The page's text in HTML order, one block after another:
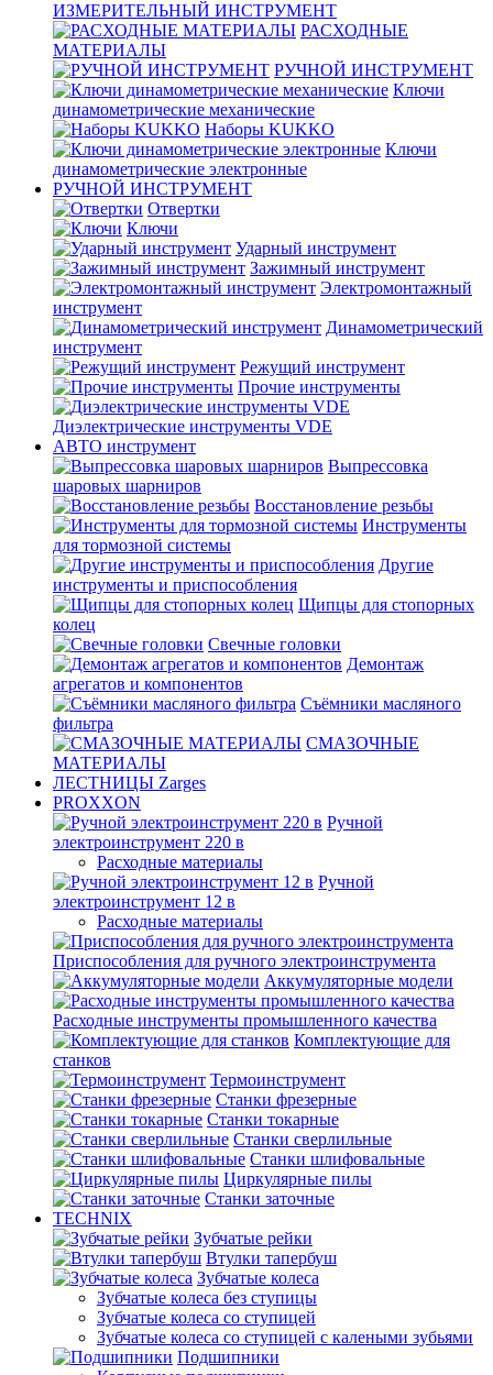
ИЗМЕРИТЕЛЬНЫЙ ИНСТРУМЕНТ
РАСХОДНЫЕ
МАТЕРИАЛЫ
РУЧНОЙ ИНСТРУМЕНТ
Ключи
динамометрические механические
Наборы KUKKO
Ключи
динамометрические электронные
РУЧНОЙ ИНСТРУМЕНТ
Отвертки
Ключи
Ударный инструмент
Зажимный инструмент
Электромонтажный
инструмент
Динамометрический
инструмент
Режущий инструмент
Прочие инструменты
Диэлектрические инструменты VDE
АВТО инструмент
Выпрессовка
шаровых шарниров
Восстановление резьбы
Инструменты
для тормозной системы
Другие
инструменты и приспособления
Щипцы для стопорных
колец
Свечные головки
Демонтаж
агрегатов и компонентов
Съёмники масляного
фильтра
СМАЗОЧНЫЕ
МАТЕРИАЛЫ
ЛЕСТНИЦЫ Zarges
PROXXON
Ручной
электроинструмент 220 в
Расходные материалы
Ручной
электроинструмент 12 в
Расходные материалы
Приспособления для ручного электроинструмента
Аккумуляторные модели
Расходные инструменты промышленного качества
Комплектующие для
станков
Термоинструмент
Станки фрезерные
Станки токарные
Станки сверлильные
Станки шлифовальные
Циркулярные пилы
Станки заточные
TECHNIX
Зубчатые рейки
Втулки тапербуш
Зубчатые колеса
Зубчатые колеса без ступицы
Зубчатые колеса со ступицей
Зубчатые колеса со ступицей с калеными зубьями
Подшипники